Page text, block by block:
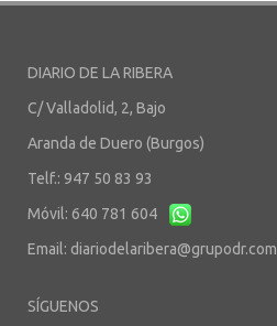
DIARIO DE LA RIBERA
C/ Valladolid, 2, Bajo
Aranda de Duero (Burgos)
Telf.: 947 50 83 93
Móvil: 640 781 604
Email: diariodelaribera@grupodr.com
SÍGUENOS